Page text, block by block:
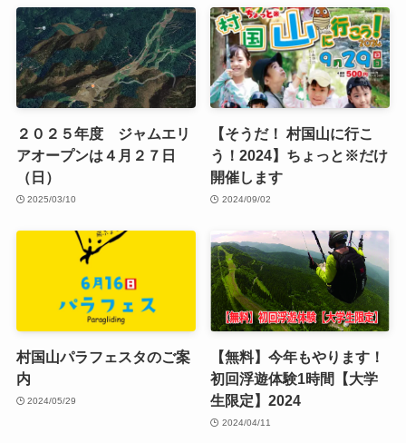
２０２５年度 ジャムエリ
アオープンは４月２７日
（日）
2025/03/10
【そうだ！ 村国山に行こ
う！2024】ちょっと※だけ
開催します
2024/09/02
村国山パラフェスタのご案
内
2024/05/29
【無料】今年もやります！
初回浮遊体験1時間【大学
生限定】2024
2024/04/11